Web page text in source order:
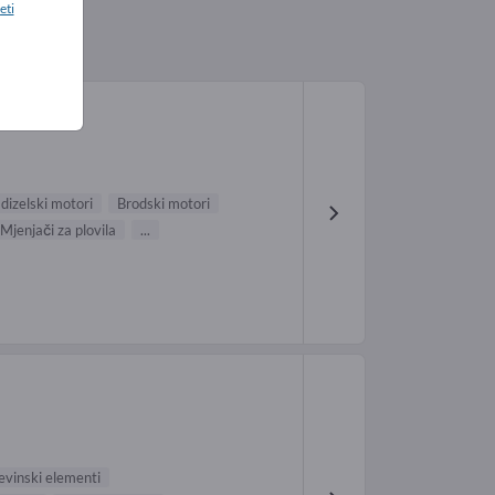
motori
Brodski motori
Mjenjači za plovila ...
elementi